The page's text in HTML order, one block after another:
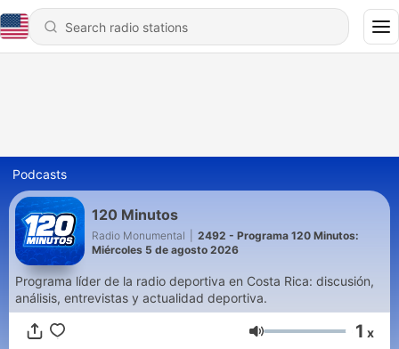
Podcasts
120 Minutos
Radio Monumental
2492 - Programa 120 Minutos:
Miércoles 5 de agosto 2026
Programa líder de la radio deportiva en Costa Rica: discusión,
análisis, entrevistas y actualidad deportiva.
Volume 1 x